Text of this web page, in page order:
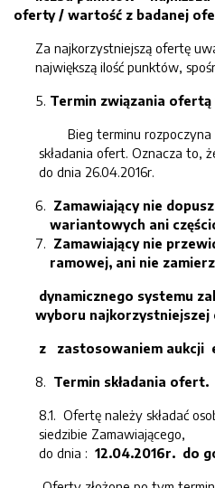
oferty / wartość z badanej
Za najkorzystniejszą ofertę
największą ilość punktów,
Termin związania ofertą
Bieg terminu rozpoczyna
składania ofert. Oznacza to,
do dnia 26.04.2016r.
Zamawiający nie
wariantowych ani
Zamawiający nie
ramowej, ani nie
dynamicznego systemu
wyboru najkorzystniejszej
z zastosowaniem aukcji
Termin składania ofert.
8.1. Ofertę należy składać
siedzibie Zamawiającego,
do dnia :12.04.2016r. do